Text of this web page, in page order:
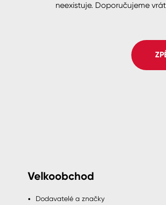
neexistuje. Doporučujeme
Velkoobchod
Dodavatelé a značky